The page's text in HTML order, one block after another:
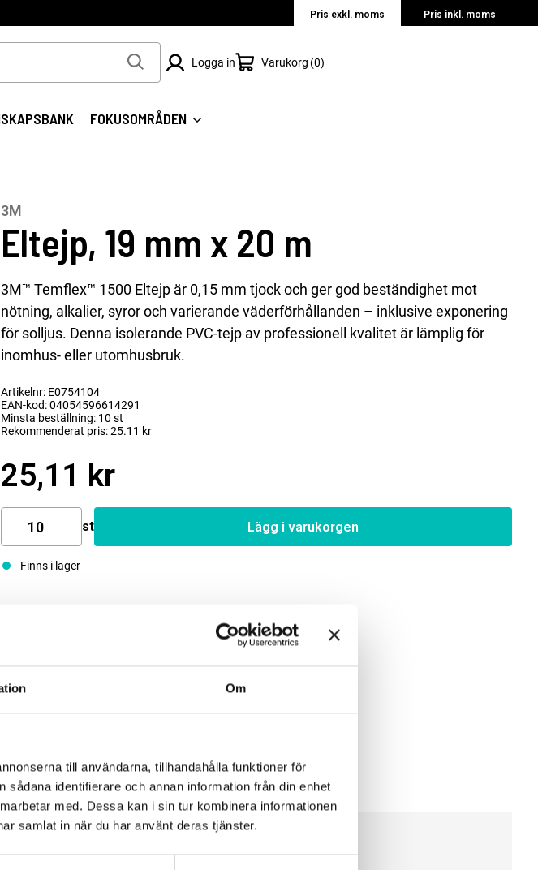
Om
till användarna, tillhandahålla funktioner för
identifierare och annan information från din enhet
med. Dessa kan i sin tur kombinera informationen
samlat in när du har använt deras tjänster.
Pris exkl. moms Pris inkl. moms
Logga in Varukorg 0
FOKUSOMRÅDEN
3M
Eltejp, 19 mm x 20 m
3M™ Temflex™ 1500 Eltejp är 0,15 mm tjock och ger god beständighet mot
nötning, alkalier, syror och varierande väderförhållanden – inklusive exponering
för solljus. Denna isolerande PVC-tejp av professionell kvalitet är lämplig för
inomhus- eller utomhusbruk.
Artikelnr: E0754104
EAN-kod: 04054596614291
Minsta beställning: 10 st
Rekommenderat pris: 25.11 kr
25,11 kr
st Lägg i varukorgen
Finns i lager
alkalier, syror